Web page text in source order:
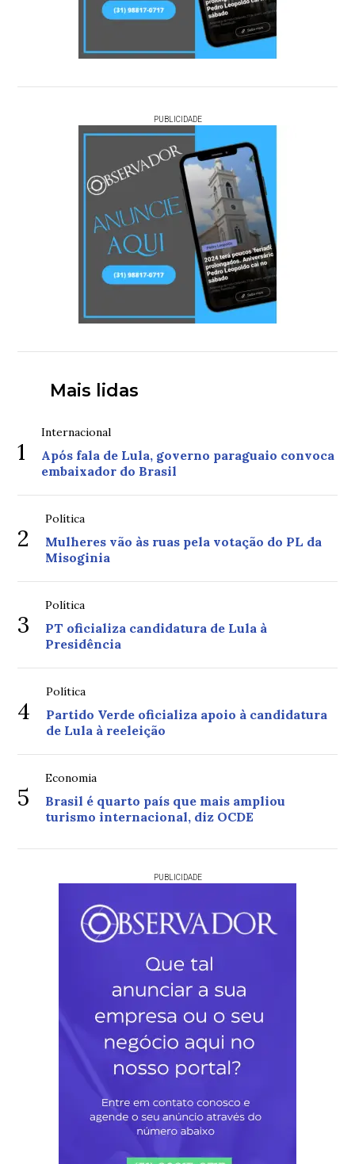
PUBLICIDADE
Mais lidas
1
Internacional
Após fala de Lula, governo paraguaio convoca
embaixador do Brasil
2
Política
Mulheres vão às ruas pela votação do PL da
Misoginia
3
Política
PT oficializa candidatura de Lula à
Presidência
4
Política
Partido Verde oficializa apoio à candidatura
de Lula à reeleição
5
Economia
Brasil é quarto país que mais ampliou
turismo internacional, diz OCDE
PUBLICIDADE